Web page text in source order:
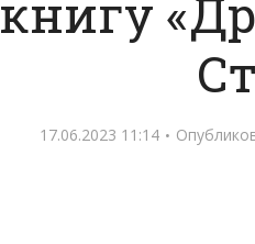
книгу
17.06.2023 11:14